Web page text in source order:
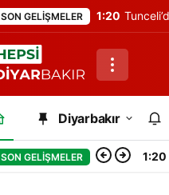
SON GELIŞMELER 1:20
Diyarbakır
SON GELIŞMELER 1:20